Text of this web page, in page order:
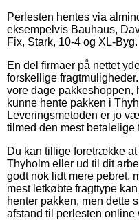
Perlesten hentes via
eksempelvis Bauhaus,
Fix, Stark, 10-4 og XL-Byg.
En del firmaer på nettet
forskellige
vore dage pakkeshoppen,
kunne hente pakken i
Leveringsmetoden er jo
tilmed den mest betalelige
Du kan tillige foretrække
Thyholm eller ud til dit
godt nok lidt mere pebret,
mest letkøbte fragttype
henter pakken, men dette
afstand til perlesten online